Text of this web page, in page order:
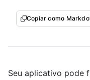
Copiar como
Seu aplicativo pode